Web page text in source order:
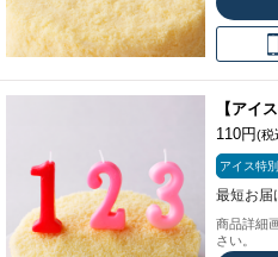
【アイ
110円(税
アイス特
最短お届
商品詳細
さい。